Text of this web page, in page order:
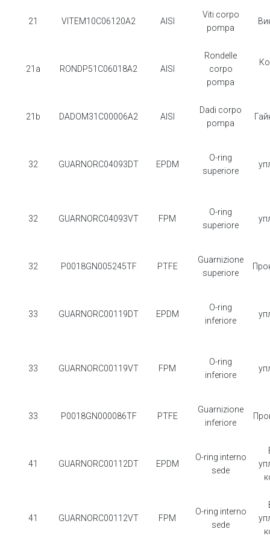
21 VITEM10C06120A2 AISI
Viti corpo
pompa
21a RONDP51C06018A2 AISI
Rondelle
corpo
pompa
21b DADOM31C00006A2 AISI
Dadi corpo
pompa
32 GUARNORC04093DT EPDM
O-ring
superiore
32 GUARNORC04093VT FPM
O-ring
superiore
32 P0018GN005245TF PTFE
Guarnizione
superiore
33 GUARNORC00119DT EPDM
O-ring
inferiore
33 GUARNORC00119VT FPM
O-ring
inferiore
33 P0018GN000086TF PTFE
Guarnizione
inferiore
41 GUARNORC00112DT EPDM
O-ring interno
sede
41 GUARNORC00112VT FPM
O-ring interno
sede